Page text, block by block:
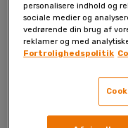
personalisere indhold og
sociale medier og
vedrørende din brug af
reklamer og med
Fortrolighedspolitik